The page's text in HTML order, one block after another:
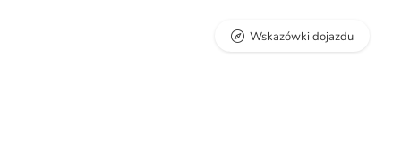
Wskazówki dojazdu